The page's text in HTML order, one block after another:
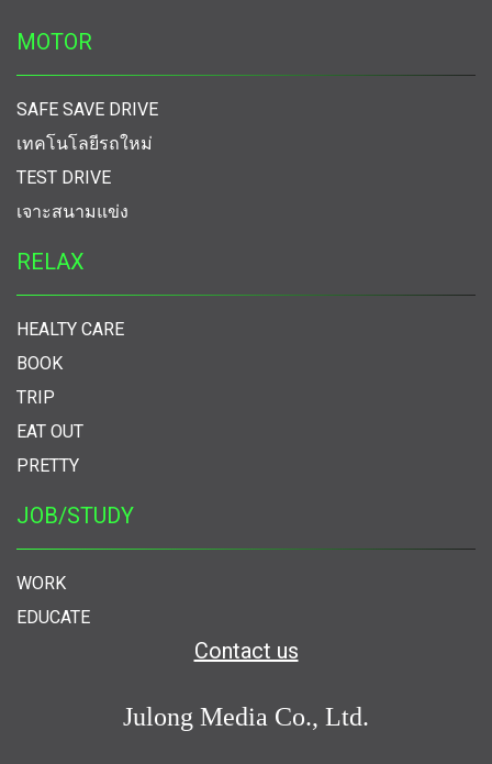
MOTOR
SAFE SAVE DRIVE
เทคโนโลยีรถใหม่
TEST DRIVE
เจาะสนามแข่ง
RELAX
HEALTY CARE
BOOK
TRIP
EAT OUT
PRETTY
JOB/STUDY
WORK
EDUCATE
Contact us
Julong Media Co., Ltd.